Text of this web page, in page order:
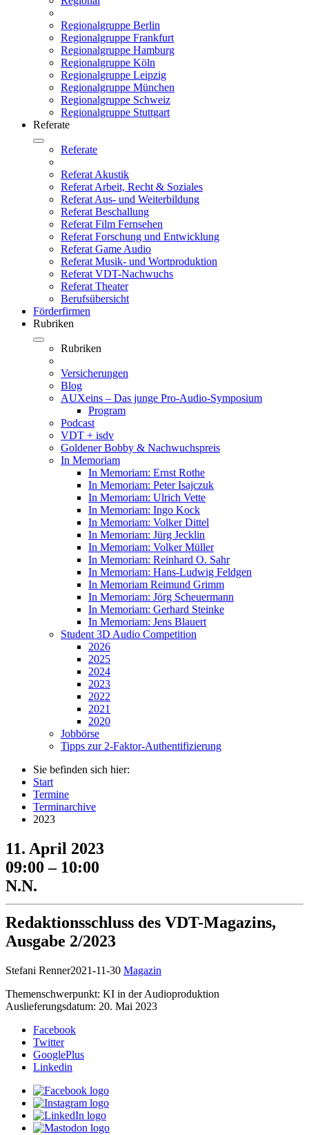
Regionalgruppe Berlin
Regionalgruppe Frankfurt
Regionalgruppe Hamburg
Regionalgruppe Köln
Regionalgruppe Leipzig
Regionalgruppe München
Regionalgruppe Schweiz
Regionalgruppe Stuttgart
Referate
Referate
Referat Akustik
Referat Arbeit, Recht & Soziales
Referat Aus- und Weiterbildung
Referat Beschallung
Referat Film Fernsehen
Referat Forschung und Entwicklung
Referat Game Audio
Referat Musik- und Wortproduktion
Referat VDT-Nachwuchs
Referat Theater
Berufsübersicht
Förderfirmen
Rubriken
Rubriken
Versicherungen
Blog
AUXeins – Das junge Pro-Audio-Symposium
Program
Podcast
VDT + isdv
Goldener Bobby & Nachwuchspreis
In Memoriam
In Memoriam: Ernst Rothe
In Memoriam: Peter Isajczuk
In Memoriam: Ulrich Vette
In Memoriam: Ingo Kock
In Memoriam: Volker Dittel
In Memoriam: Jürg Jecklin
In Memoriam: Volker Müller
In Memoriam: Reinhard O. Sahr
In Memoriam: Hans-Ludwig Feldgen
In Memoriam Reimund Grimm
In Memoriam: Jörg Scheuermann
In Memoriam: Gerhard Steinke
In Memoriam: Jens Blauert
Student 3D Audio Competition
2026
2025
2024
2023
2022
2021
2020
Jobbörse
Tipps zur 2-Faktor-Authentifizierung
Sie befinden sich hier:
Start
Termine
Terminarchive
2023
11. April 2023
09:00 – 10:00
N.N.
Redaktionsschluss des VDT-Magazins,
Ausgabe 2/2023
Stefani Renner2021-11-30 Magazin
Themenschwerpunkt: KI in der Audioproduktion
Auslieferungsdatum: 20. Mai 2023
Facebook
Twitter
GooglePlus
Linkedin